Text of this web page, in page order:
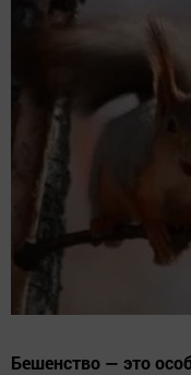
Бешенство — это